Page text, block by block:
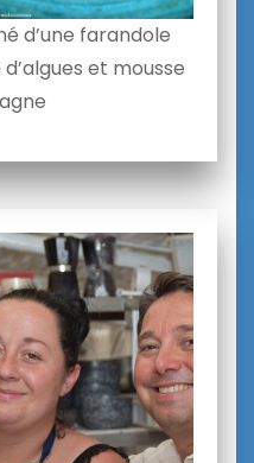
d’une farandole
et mousse